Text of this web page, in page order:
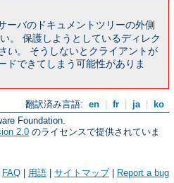
ーバのドキュメントツリーの外側
。 保護しようとしているディレク
い。 そうしないとクライアントが
ドできてしまう可能性がありま
翻訳済み言語: en fr ja
ko
Foundation.
2.0 のライセンスで提供されていま
FAQ | 用語 | サイトマップ| Report a bug